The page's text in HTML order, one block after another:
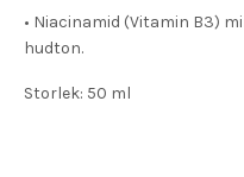
• Niacinamid (Vitamin B3)
hudton.
Storlek: 50 ml